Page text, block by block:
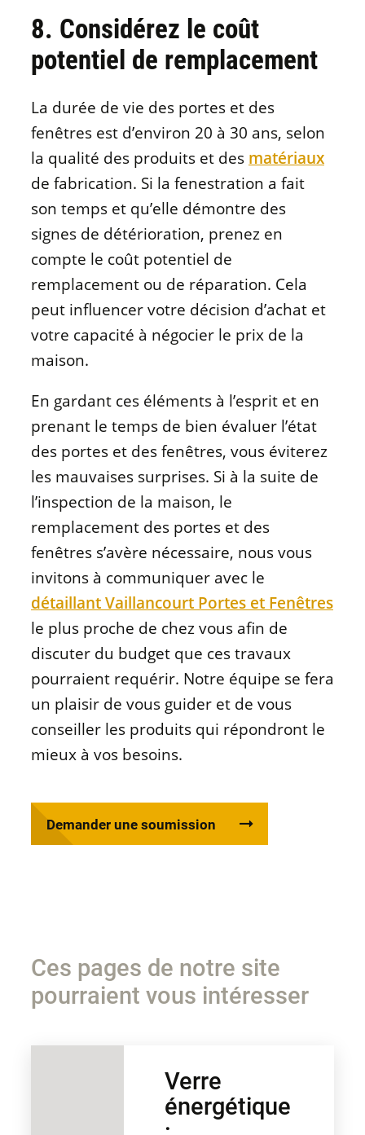
8. Considérez le coût
potentiel de remplacement
La durée de vie des portes et des
fenêtres est d’environ 20 à 30 ans, selon
la qualité des produits et des matériaux
de fabrication. Si la fenestration a fait
son temps et qu’elle démontre des
signes de détérioration, prenez en
compte le coût potentiel de
remplacement ou de réparation. Cela
peut influencer votre décision d’achat et
votre capacité à négocier le prix de la
maison.
En gardant ces éléments à l’esprit et en
prenant le temps de bien évaluer l’état
des portes et des fenêtres, vous éviterez
les mauvaises surprises. Si à la suite de
l’inspection de la maison, le
remplacement des portes et des
fenêtres s’avère nécessaire, nous vous
invitons à communiquer avec le
détaillant Vaillancourt Portes et Fenêtres
le plus proche de chez vous afin de
discuter du budget que ces travaux
pourraient requérir. Notre équipe se fera
un plaisir de vous guider et de vous
conseiller les produits qui répondront le
mieux à vos besoins.
Demander une soumission
Ces pages de notre site
pourraient vous intéresser
Verre
énergétique